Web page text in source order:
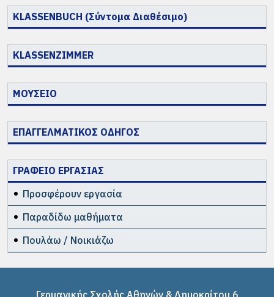
KLASSENBUCH (Σύντομα Διαθέσιμο)
KLASSENZIMMER
ΜΟΥΣΕΙΟ
ΕΠΑΓΓΕΛΜΑΤΙΚΟΣ ΟΔΗΓΟΣ
ΓΡΑΦΕΙΟ ΕΡΓΑΣΙΑΣ
Προσφέρουν εργασία
Παραδίδω μαθήματα
Πουλάω / Νοικιάζω